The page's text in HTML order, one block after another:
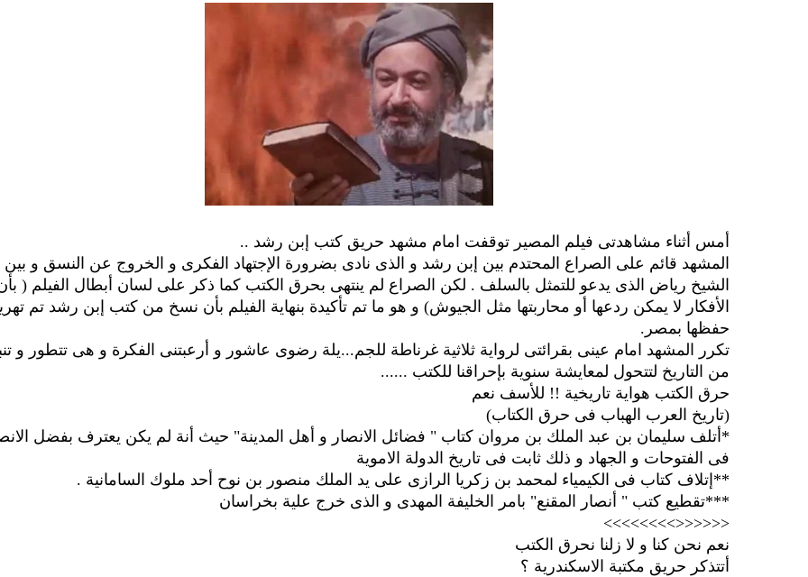
أمس أثناء مشاهدتى فيلم المصير توقفت امام مشهد حريق كتب إبن رشد ..
المشهد قائم على الصراع المحتدم بين إبن رشد و الذى نادى بضرورة الإجتهاد الفكرى و الخروج عن النسق و بين
الشيخ رياض الذى يدعو للتمثل بالسلف . لكن الصراع لم ينتهى بحرق الكتب كما ذكر على لسان أبطال الفيلم (
الأفكار لا يمكن ردعها أو محاربتها مثل الجيوش) و هو ما تم تأكيدة بنهاية الفيلم بأن نسخ من كتب إبن رشد تم
حفظها بمصر.
تكرر المشهد امام عينى بقرائتى لرواية ثلاثية غرناطة للجم...يلة رضوى عاشور و أرعبتنى الفكرة و هى تتطور و
من التاريخ لتتحول لمعايشة سنوية بإحراقنا للكتب ......
حرق الكتب هواية تاريخية !! للأسف نعم
(تاريخ العرب الهباب فى حرق الكتاب)
*أتلف سليمان بن عبد الملك بن مروان كتاب " فضائل الانصار و أهل المدينة" حيث أنة لم يكن يعترف بفضل
فى الفتوحات و الجهاد و ذلك ثابت فى تاريخ الدولة الاموية
**إتلاف كتاب فى الكيمياء لمحمد بن زكريا الرازى على يد الملك منصور بن نوح أحد ملوك السامانية .
***تقطيع كتب " أنصار المقنع" بامر الخليفة المهدى و الذى خرج علية بخراسان
<<<<<<>>>>>>>>
نعم نحن كنا و لا زلنا نحرق الكتب
أتتذكر حريق مكتبة الاسكندرية ؟